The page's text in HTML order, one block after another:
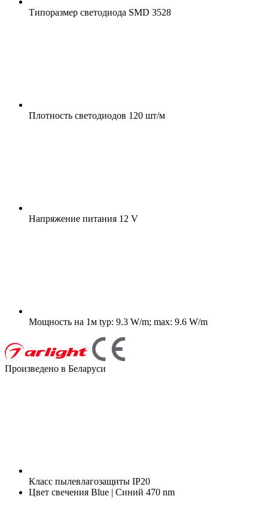
Типоразмер светодиода SMD 3528
Плотность светодиодов 120 шт/м
Напряжение питания 12 V
Мощность на 1м typ: 9.3 W/m; max: 9.6 W/m
Произведено в Беларуси
Класс пылевлагозащиты IP20
Цвет свечения Blue | Синий 470 nm